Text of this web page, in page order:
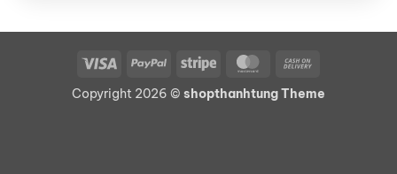
Visa PayPal Stripe MasterCard
Delivery
Copyright 2026 © shopthanhtung Theme